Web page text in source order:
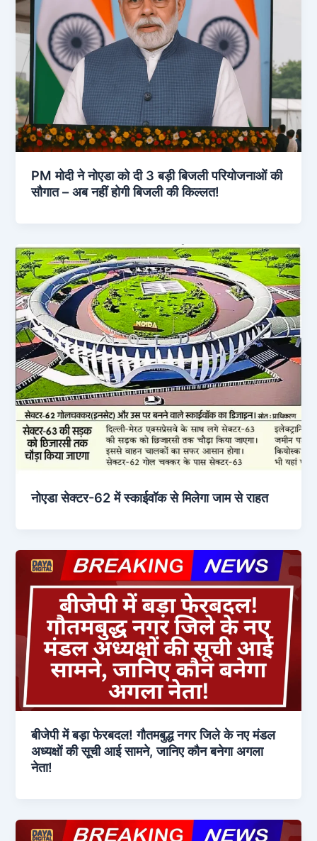
PM मोदी ने नोएडा को दी 3 बड़ी बिजली परियोजनाओं की
सौगात – अब नहीं होगी बिजली की किल्लत!
नोएडा सेक्टर-62 में स्काईवॉक से मिलेगा जाम से राहत
बीजेपी में बड़ा फेरबदल! गौतमबुद्ध नगर जिले के नए मंडल
अध्यक्षों की सूची आई सामने, जानिए कौन बनेगा अगला
नेता!